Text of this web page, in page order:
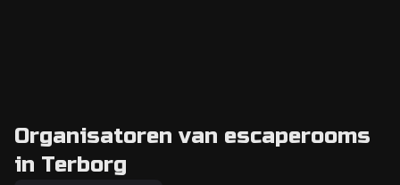
Organisatoren van escaperooms
in Terborg